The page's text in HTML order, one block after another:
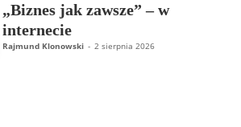
„Biznes jak zawsze” – w
internecie
Rajmund Klonowski - 2 sierpnia 2026